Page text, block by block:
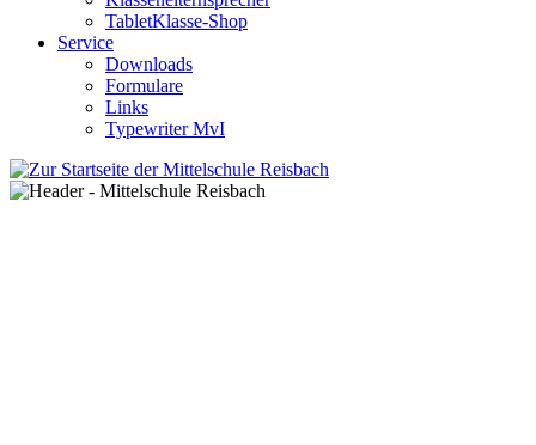
TabletKlasse-Shop
Service
Downloads
Formulare
Links
Typewriter MvI